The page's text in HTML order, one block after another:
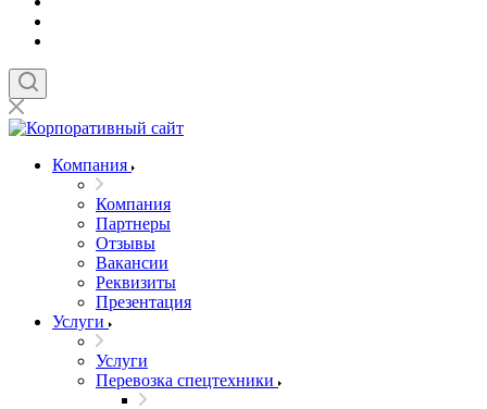
Компания
Компания
Партнеры
Отзывы
Вакансии
Реквизиты
Презентация
Услуги
Услуги
Перевозка спецтехники